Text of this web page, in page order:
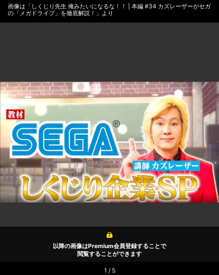
画像は「しくじり先生 俺みたいになるな！！ | 本編 #34 カズレーザーがセガ
の「メガドライブ」を徹底解説！」より
以降の画像はPremium会員登録することで
閲覧することができます
1 / 5